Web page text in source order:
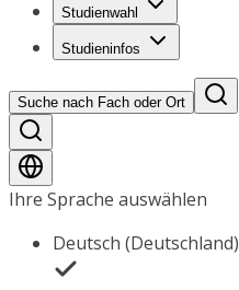
Studienwahl
Studieninfos
Suche nach Fach oder Ort
Ihre Sprache auswählen
Deutsch (Deutschland)